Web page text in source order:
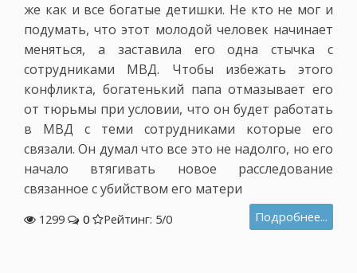
же как и все богатые детишки. Не кто не мог и
подумать, что этот молодой человек начинает
меняться, а заставила его одна стычка с
сотрудниками МВД. Чтобы избежать этого
конфликта, богатенький папа отмазывает его
от тюрьмы при условии, что он будет работать
в МВД c теми сотрудниками которые его
связали. Он думал что все это не надолго, но его
начало втягивать новое расследование
связанное с убийством его матери
1299 0 Рейтинг: 5/0 Подробнее...